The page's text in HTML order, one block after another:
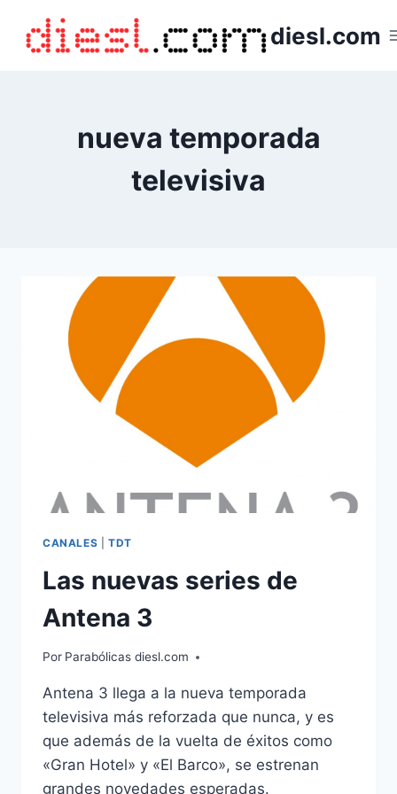
contenido
diesl.com
nueva temporada
televisiva
CANALES TDT
Las nuevas series de
Antena 3
Por Parabólicas diesl.com
Antena 3 llega a la nueva temporada
televisiva más reforzada que nunca, y es
que además de la vuelta de éxitos como
«Gran Hotel» y «El Barco», se estrenan
grandes novedades esperadas.